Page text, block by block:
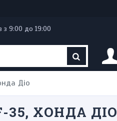
з 9:00 до 19:00
Діо
35, ХОНДА ДІО